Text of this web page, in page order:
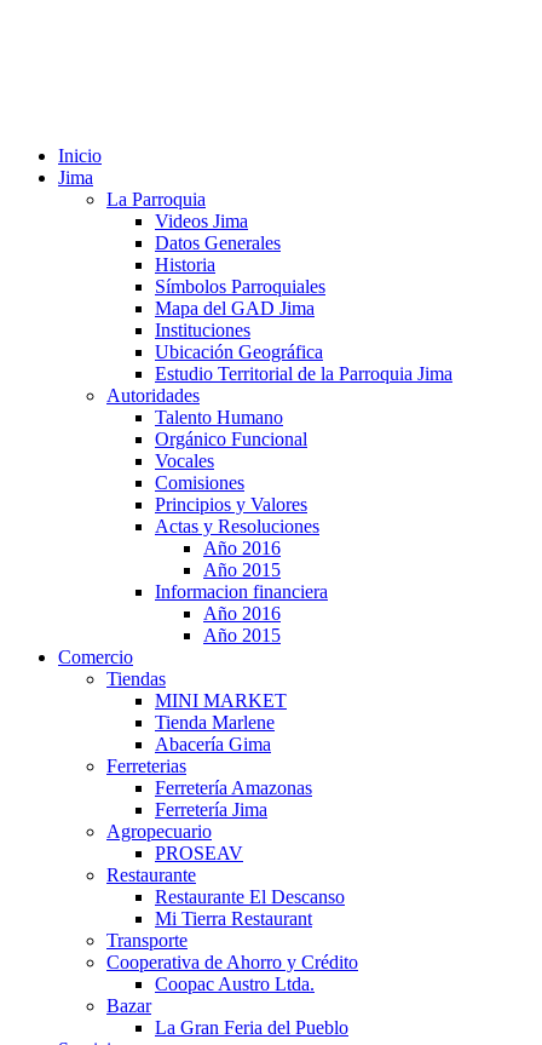
Inicio
Jima
La Parroquia
Videos Jima
Datos Generales
Historia
Símbolos Parroquiales
Mapa del GAD Jima
Instituciones
Ubicación Geográfica
Estudio Territorial de la Parroquia Jima
Autoridades
Talento Humano
Orgánico Funcional
Vocales
Comisiones
Principios y Valores
Actas y Resoluciones
Año 2016
Año 2015
Informacion financiera
Año 2016
Año 2015
Comercio
Tiendas
MINI MARKET
Tienda Marlene
Abacería Gima
Ferreterias
Ferretería Amazonas
Ferretería Jima
Agropecuario
PROSEAV
Restaurante
Restaurante El Descanso
Mi Tierra Restaurant
Transporte
Cooperativa de Ahorro y Crédito
Coopac Austro Ltda.
Bazar
La Gran Feria del Pueblo